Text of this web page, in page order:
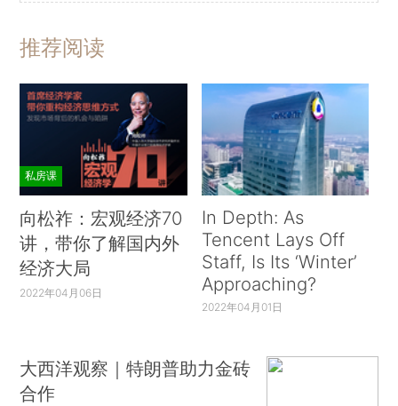
推荐阅读
私房课
向松祚：宏观经济70
讲，带你了解国内外
经济大局
2022年04月06日
In Depth: As
Tencent Lays Off
Staff, Is Its ‘Winter’
Approaching?
2022年04月01日
大西洋观察｜特朗普助力金砖
合作